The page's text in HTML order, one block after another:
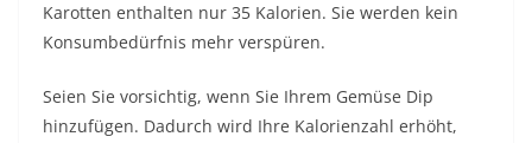
Karotten enthalten nur 35 Kalorien. Sie werden kein
Konsumbedürfnis mehr verspüren.
Seien Sie vorsichtig, wenn Sie Ihrem Gemüse Dip
hinzufügen. Dadurch wird Ihre Kalorienzahl erhöht,